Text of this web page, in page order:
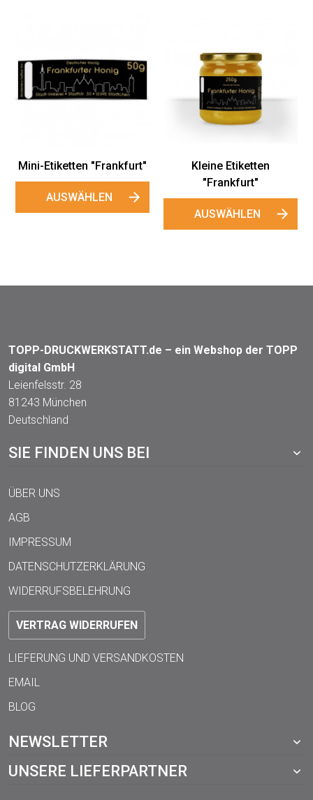
"Frankfurt"
Kleine Etiketten
"Frankfurt"
AUSWÄHLEN
TOPP-DRUCKWERKSTATT.de – ein Webshop der TOPP
digital GmbH
Leienfelsstr. 28
81243 München
Deutschland
SIE FINDEN UNS BEI
ÜBER UNS
AGB
IMPRESSUM
DATENSCHUTZERKLÄRUNG
WIDERRUFSBELEHRUNG
VERTRAG WIDERRUFEN
LIEFERUNG UND VERSANDKOSTEN
EMAIL
BLOG
NEWSLETTER
UNSERE LIEFERPARTNER